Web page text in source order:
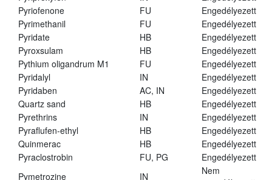
Pyriofenone
FU
Engedélyezett
Pyrimethanil
FU
Engedélyezett
Pyridate
HB
Engedélyezett
Pyroxsulam
HB
Engedélyezett
Pythium oligandrum M1
FU
Engedélyezett
Pyridalyl
IN
Engedélyezett
Pyridaben
AC, IN
Engedélyezett
Quartz sand
HB
Engedélyezett
Pyrethrins
IN
Engedélyezett
Pyraflufen-ethyl
HB
Engedélyezett
Quinmerac
HB
Engedélyezett
Pyraclostrobin
FU, PG
Engedélyezett
Pymetrozine
IN
Nem